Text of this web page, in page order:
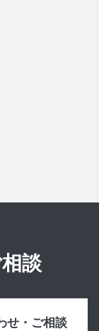
談
せ・ご相談